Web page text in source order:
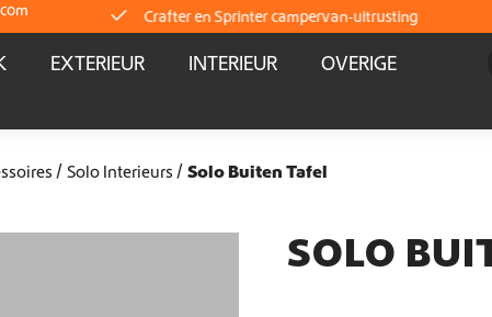
Crafter en Sprinter campervan-uitrusting
EXTERIEUR INTERIEUR
OVERIGE
Solo Interieurs Solo Buiten Tafel
SOLO